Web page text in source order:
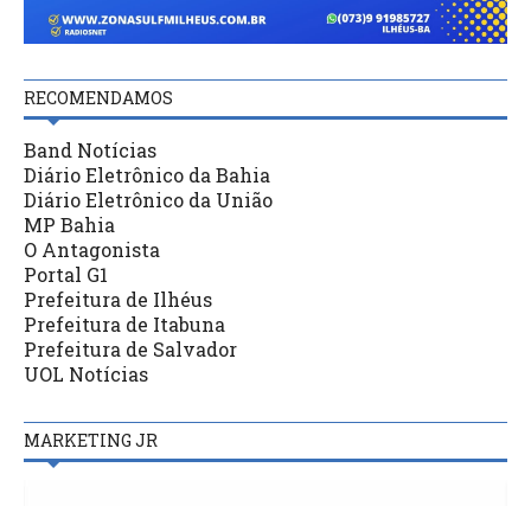
RECOMENDAMOS
Band Notícias
Diário Eletrônico da Bahia
Diário Eletrônico da União
MP Bahia
O Antagonista
Portal G1
Prefeitura de Ilhéus
Prefeitura de Itabuna
Prefeitura de Salvador
UOL Notícias
MARKETING JR